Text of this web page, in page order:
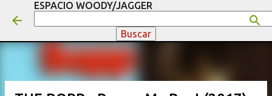
Ir al contenido principal
ESPACIO WOODY/JAGGER